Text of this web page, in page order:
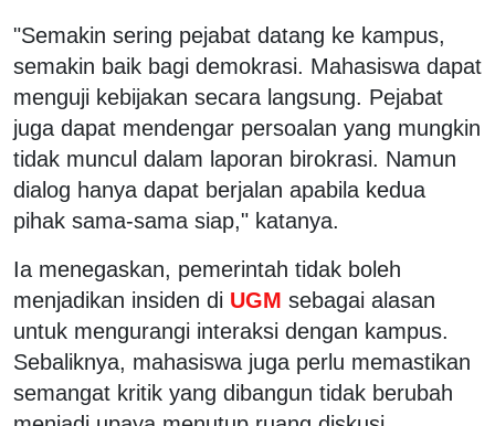
"Semakin sering pejabat datang ke kampus,
semakin baik bagi demokrasi. Mahasiswa dapat
menguji kebijakan secara langsung. Pejabat
juga dapat mendengar persoalan yang mungkin
tidak muncul dalam laporan birokrasi. Namun
dialog hanya dapat berjalan apabila kedua
pihak sama-sama siap," katanya.
Ia menegaskan, pemerintah tidak boleh
menjadikan insiden di UGM sebagai alasan
untuk mengurangi interaksi dengan kampus.
Sebaliknya, mahasiswa juga perlu memastikan
semangat kritik yang dibangun tidak berubah